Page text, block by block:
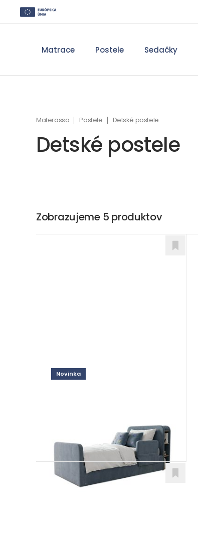
Matrace Postele Sedačky
Materasso Postele Detské postele
Detské postele
Zobrazujeme 5 produktov
Novinka